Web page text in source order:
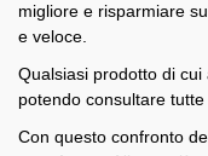
migliore e risparmiare
e veloce.
Qualsiasi prodotto di cui
potendo consultare
Con questo confronto